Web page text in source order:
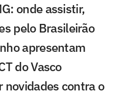
onde assistir,
pelo Brasileirão
apresentam
do Vasco
novidades contra o